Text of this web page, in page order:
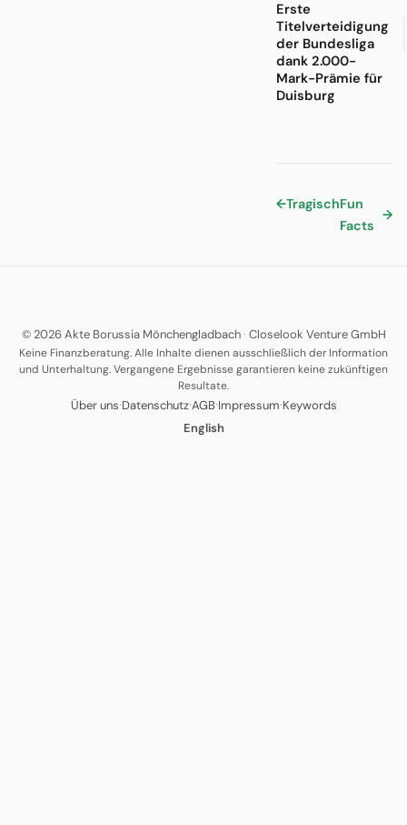
Erste
Titelverteidigung
der Bundesliga
dank 2.000-
Mark-Prämie für
Duisburg
←TragischFun
Facts
→
© 2026 Akte Borussia Mönchengladbach· Closelook Venture GmbH
Keine Finanzberatung. Alle Inhalte dienen ausschließlich der Information
und Unterhaltung. Vergangene Ergebnisse garantieren keine zukünftigen
Resultate.
Über uns·Datenschutz·AGB·Impressum·Keywords
English